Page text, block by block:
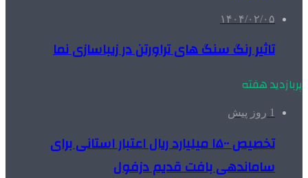
۱۴۰۴/۰۲/۰۵
تاثیر رنگ سنگ های تراورتن در زیباسازی نما
پربازدید هفته
1 روز پیش
تخصیص ۱۵۰۰ میلیارد ریال اعتبار استانی برای
ساماندهی بافت قدیم دزفول